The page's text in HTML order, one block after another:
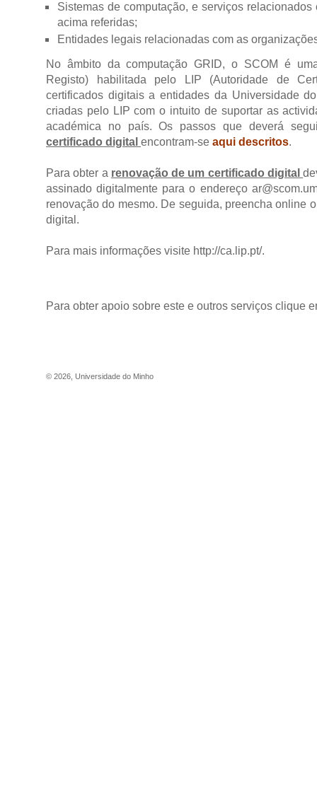
Sistemas de computação, e serviços relacionados
acima referidas;
Entidades legais relacionadas com as
No âmbito da computação GRID, o SCOM é
Registo) habilitada pelo LIP (Autoridade de
certificados digitais a entidades da Universidade
criadas pelo LIP com o intuito de suportar as
académica no país. Os passos que deverá
certificado digital encontram-se aqui descritos.
Para obter a renovação de um certificado digital
assinado digitalmente para o endereço
renovação do mesmo. De seguida, preencha online
digital.
Para mais informações visite http://ca.lip.pt/.
Para obter apoio sobre este e outros serviços clique
© 2026 Universidade do Minho